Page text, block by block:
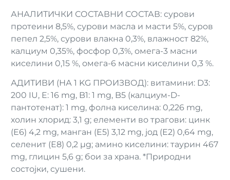
АНАЛИТИЧКИ СОСТАВНИ СОСТАВ: сурови
протеини 8,5%, сурови масла и масти 5%, суров
пепел 2,5%, сурови влакна 0,3%, влажност 82%,
калциум 0,35%, фосфор 0,3%, омега-3 масни
киселини 0,15 %, омега-6 масни киселини 0,3 %.
АДИТИВИ (НА 1 KG ПРОИЗВОД): витамини: D3:
200 IU, E: 16 mg, B1: 1 mg, B5 (калциум-D-
пантотенат): 1 mg, фолна киселина: 0,226 mg,
холин хлорид: 3,1 g; елементи во трагови: цинк
(Е6) 4,2 mg, манган (Е5) 3,12 mg, јод (Е2) 0,64 mg,
селенит (Е8) 0,2 μg; амино киселини: таурин 467
mg, глицин 5,6 g; бои за храна. *Природни
состојки, сушени.